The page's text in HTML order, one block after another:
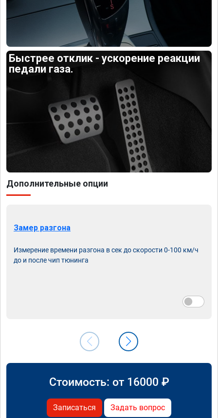
Быстрее отклик - ускорение реакции
педали газа.
Дополнительные опции
Замер разгона
Измерение времени разгона в сек до скорости 0-100 км/ч
до и после чип тюнинга
Стоимость: от 16000 ₽
Записаться Задать вопрос